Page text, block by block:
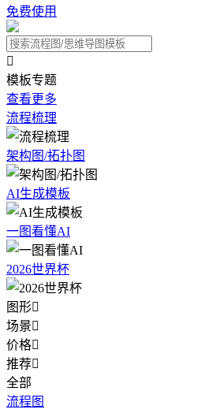
免费使用

模板专题
查看更多
流程梳理
架构图/拓扑图
AI生成模板
一图看懂AI
2026世界杯
图形
场景
价格
推荐
全部
流程图